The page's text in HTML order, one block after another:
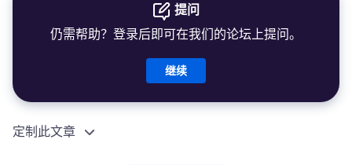
提问
仍需帮助？登录后即可在我们的论坛上提问。
继续
定制此文章